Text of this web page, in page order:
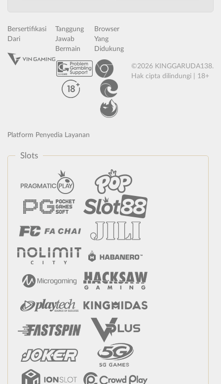
Bersertifikasi
Dari
Tanggung
Jawab
Bermain
Browser
Yang
Didukung
©2026 KINGGARUDA138.
Hak cipta dilindungi | 18+
Platform Penyedia Layanan
Slots